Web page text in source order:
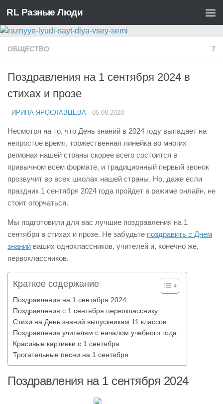
Перейти к содержимому
RL Разные Люди
ОБЩЕСТВО 7
Поздравления на 1 сентября 2024 в
стихах и прозе
- ИРИНА ЯРОСЛАВЦЕВА · 05.08.2020
Несмотря на то, что День знаний в 2024 году выпадает на
непростое время, торжественная линейка во многих
регионах нашей страны скорее всего состоится в
привычном всем формате, и традиционный первый звонок
прозвучит во всех школах нашей страны. Но, даже если
праздник 1 сентября 2024 года пройдет в режиме онлайн, не
стоит огорчаться.
Мы подготовили для вас лучшие поздравления на 1
сентября в стихах и прозе. Не забудьте поздравить с Днем
знаний ваших одноклассников, учителей и, конечно же,
первоклассников.
Краткое содержание
Поздравления на 1 сентября 2024
Поздравления с 1 сентября первокласснику
Стихи на День знаний выпускникам 11 классов
Поздравления учителям с началом учебного года
Красивые картинки с 1 сентября
Трогательные песни на 1 сентября
Поздравления на 1 сентября 2024